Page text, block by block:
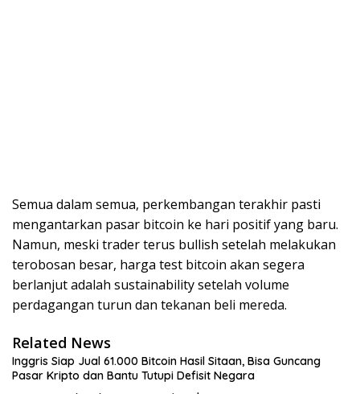
Semua dalam semua, perkembangan terakhir pasti
mengantarkan pasar bitcoin ke hari positif yang baru.
Namun, meski trader terus bullish setelah melakukan
terobosan besar, harga test bitcoin akan segera
berlanjut adalah sustainability setelah volume
perdagangan turun dan tekanan beli mereda.
Related News
Inggris Siap Jual 61.000 Bitcoin Hasil Sitaan, Bisa Guncang
Pasar Kripto dan Bantu Tutupi Defisit Negara